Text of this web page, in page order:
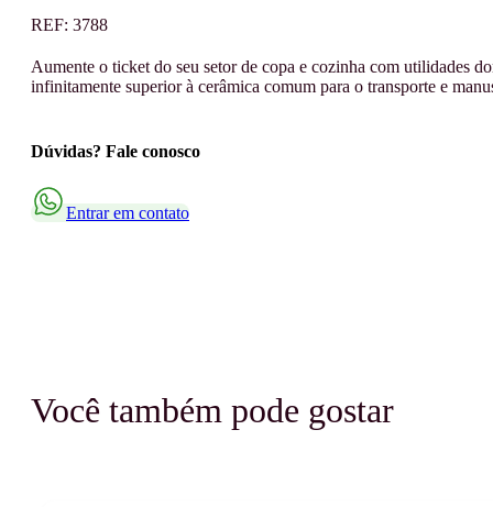
REF: 3788
Aumente o ticket do seu setor de copa e cozinha com utilidades
infinitamente superior à cerâmica comum para o transporte e
Dúvidas? Fale conosco
Entrar em contato
Você também pode gostar